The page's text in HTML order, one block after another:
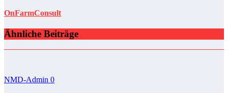
OnFarmConsult
Ähnliche Beiträge
NMD-Admin 0